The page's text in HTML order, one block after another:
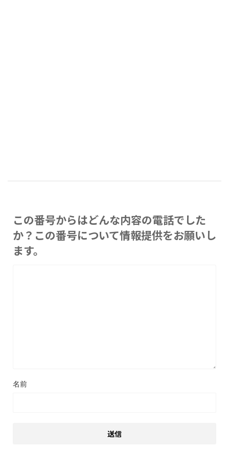
この番号からはどんな内容の電話でした
か？この番号について情報提供をお願いし
ます。
名前